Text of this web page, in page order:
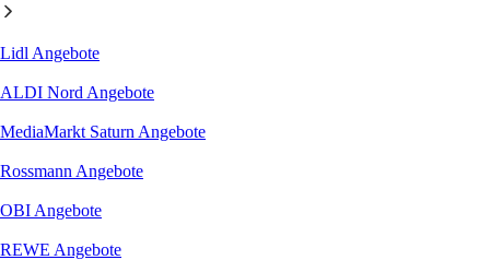
Lidl Angebote
ALDI Nord Angebote
MediaMarkt Saturn Angebote
Rossmann Angebote
OBI Angebote
REWE Angebote